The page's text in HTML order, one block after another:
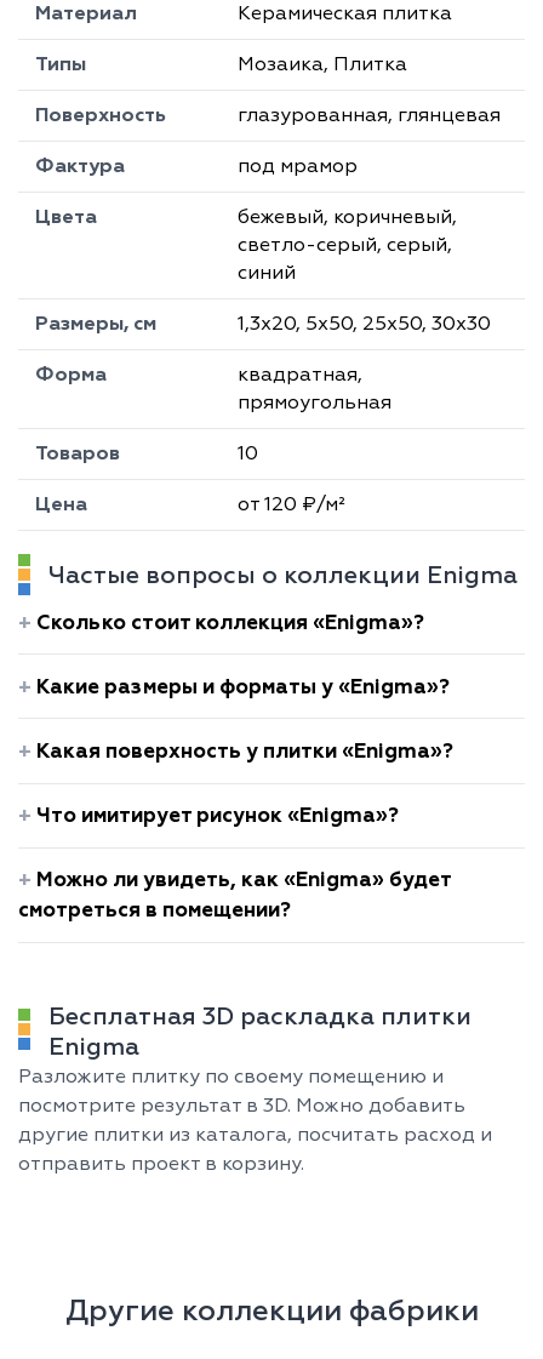
Материал Керамическая плитка
Типы Мозаика, Плитка
Поверхность глазурованная, глянцевая
Фактура под мрамор
Цвета
бежевый, коричневый,
светло-серый, серый,
синий
Размеры, см 1,3х20, 5х50, 25х50, 30х30
Форма
квадратная,
прямоугольная
Товаров 10
Цена от 120 ₽/м²
Частые вопросы о коллекции Enigma
Сколько стоит коллекция «Enigma»?
Какие размеры и форматы у «Enigma»?
Какая поверхность у плитки «Enigma»?
Что имитирует рисунок «Enigma»?
Можно ли увидеть, как «Enigma» будет
смотреться в помещении?
Бесплатная 3D раскладка плитки
Enigma
Разложите плитку по своему помещению и
посмотрите результат в 3D. Можно добавить
другие плитки из каталога, посчитать расход и
отправить проект в корзину.
Другие коллекции фабрики